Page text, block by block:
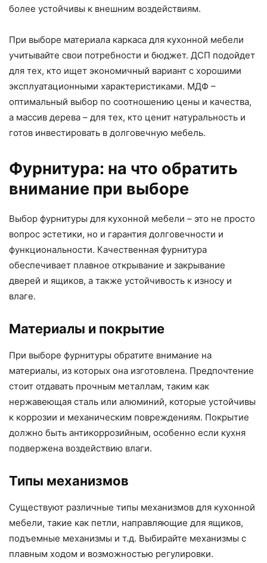
более устойчивы к внешним воздействиям.
При выборе материала каркаса для кухонной мебели
учитывайте свои потребности и бюджет. ДСП подойдет
для тех, кто ищет экономичный вариант с хорошими
эксплуатационными характеристиками. МДФ –
оптимальный выбор по соотношению цены и качества,
а массив дерева – для тех, кто ценит натуральность и
готов инвестировать в долговечную мебель.
Фурнитура: на что обратить
внимание при выборе
Выбор фурнитуры для кухонной мебели – это не просто
вопрос эстетики, но и гарантия долговечности и
функциональности. Качественная фурнитура
обеспечивает плавное открывание и закрывание
дверей и ящиков, а также устойчивость к износу и
влаге.
Материалы и покрытие
При выборе фурнитуры обратите внимание на
материалы, из которых она изготовлена. Предпочтение
стоит отдавать прочным металлам, таким как
нержавеющая сталь или алюминий, которые устойчивы
к коррозии и механическим повреждениям. Покрытие
должно быть антикоррозийным, особенно если кухня
подвержена воздействию влаги.
Типы механизмов
Существуют различные типы механизмов для кухонной
мебели, такие как петли, направляющие для ящиков,
подъемные механизмы и т.д. Выбирайте механизмы с
плавным ходом и возможностью регулировки.